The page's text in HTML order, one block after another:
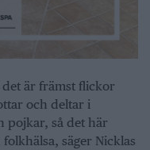
det är främst flickor
och deltar i
pojkar, så det här
säger Nicklas